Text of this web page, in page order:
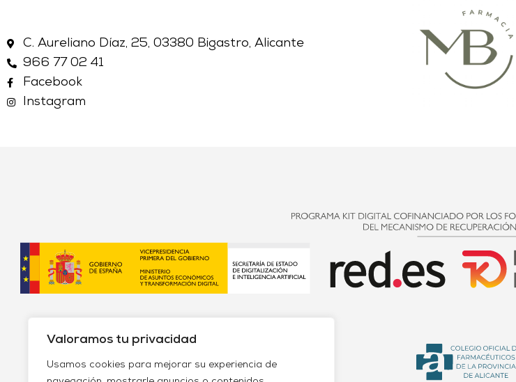
Valoramos tu privacidad
Usamos cookies para mejorar su experiencia de
C. Aureliano Díaz, 25, 03380 Bigastro, Alicante
966 77 02 41
Facebook
Instagram